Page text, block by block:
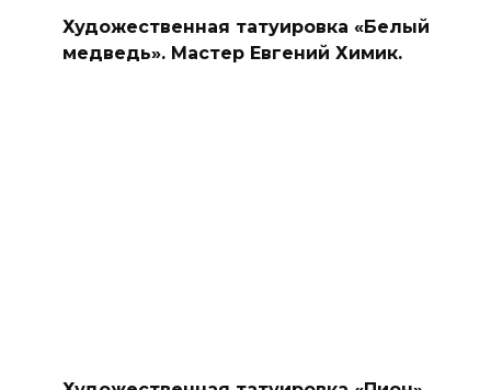
Художественная татуировка «Белый
медведь». Мастер Евгений Химик.